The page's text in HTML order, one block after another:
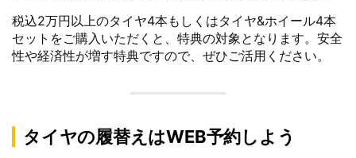
税込2万円以上のタイヤ4本もしくはタイヤ&ホイール4本
セットをご購入いただくと、特典の対象となります。安全
性や経済性が増す特典ですので、ぜひご活用ください。
タイヤの履替えはWEB予約しよう